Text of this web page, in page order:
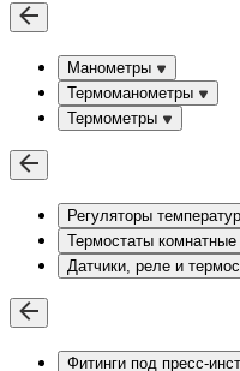
Манометры
Термоманометры
Термометры
Регуляторы
Термостаты комнатные
Датчики, реле и
Фитинги под пресс-